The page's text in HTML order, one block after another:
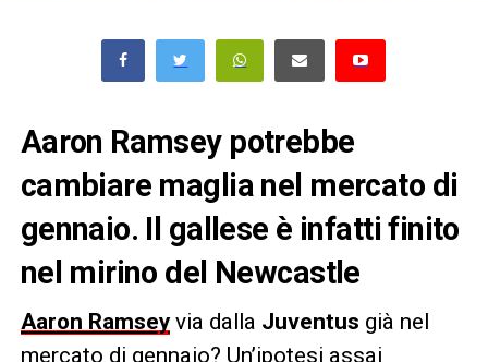
Aaron Ramsey potrebbe
cambiare maglia nel mercato di
gennaio. Il gallese è infatti finito
nel mirino del Newcastle
Aaron Ramseyvia dalla Juventus già nel
mercato di gennaio? Un’ipotesi assai